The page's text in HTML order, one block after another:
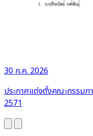
30 ก.ค. 2026
ประกาศแต่งตั้งคณะกรรมก
2571